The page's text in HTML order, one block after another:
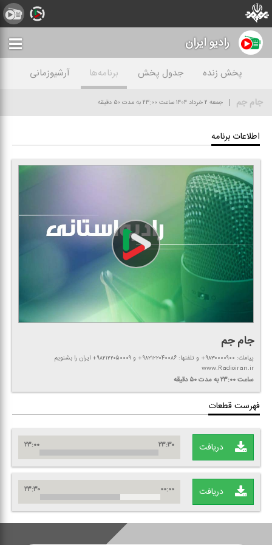
رادیو ايران
پخش زنده جدول پخش برنامه‌ها
آرشیوزمانی
جام جم
جمعه ۲ خرداد ۱۴۰۴ ساعت ۲۳:۰۰ به مدت ۵۰ دقیقه
اطلاعات برنامه
جام جم
پیامك: ۹۸۳۰۰۰۰۹۰۰+ و تلفنها: ۹۸۲۱۲۲۰۴۰۰۸۶+ و ۹۸۲۱۲۲۰۵۰۰۰۹+ ایران را بشنویم
www.Radioiran.ir
ساعت ۲۳:۰۰ به مدت ۵۰ دقیقه
فهرست قطعات
دریافت ۲۳:۰۰ ۲۳:۳۰
دریافت ۲۳:۳۰ ۰۰:۰۰